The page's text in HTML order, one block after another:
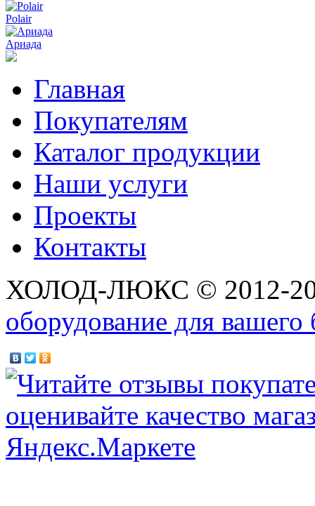
Polair
Ариада
Главная
Покупателям
Каталог продукции
Наши услуги
Проекты
Контакты
ХОЛОД-ЛЮКС © 2012-
оборудование для вашего